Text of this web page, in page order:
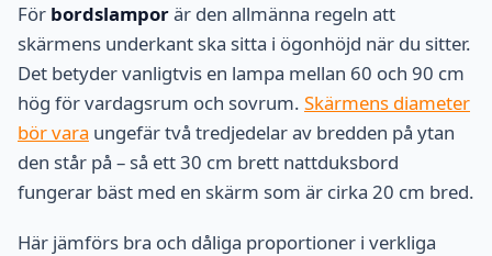
För bordslamporär den allmänna regeln att
skärmens underkant ska sitta i ögonhöjd när du sitter.
Det betyder vanligtvis en lampa mellan 60 och 90 cm
hög för vardagsrum och sovrum. Skärmens diameter
bör vara ungefär två tredjedelar av bredden på ytan
den står på – så ett 30 cm brett nattduksbord
fungerar bäst med en skärm som är cirka 20 cm bred.
Här jämförs bra och dåliga proportioner i verkliga